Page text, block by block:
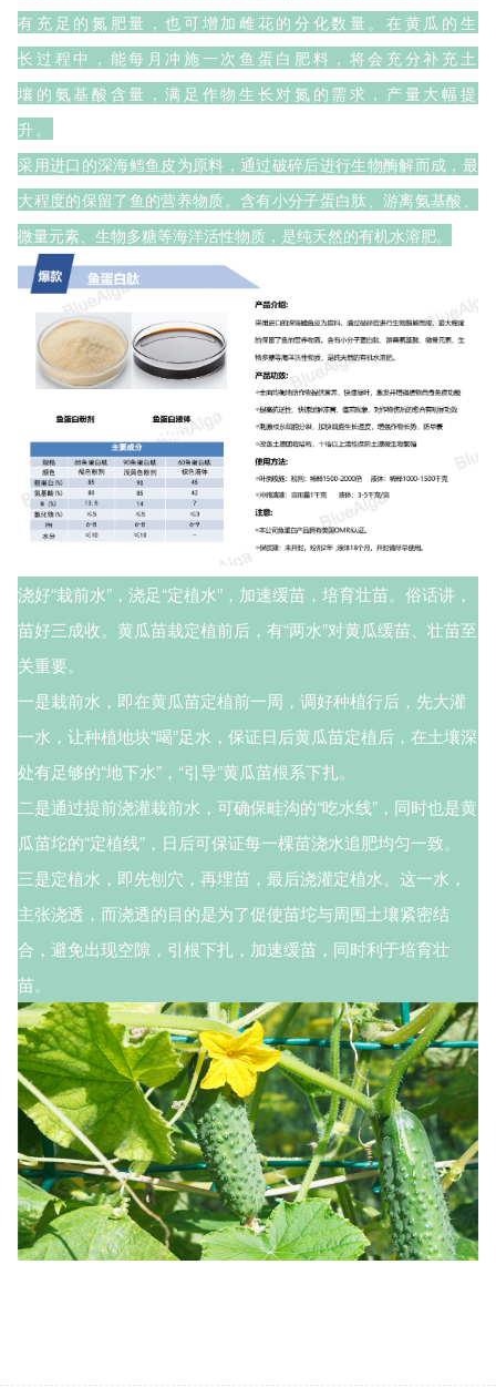
有充足的氮肥量，也可增加雌花的分化数量。在黄瓜的生
长过程中，能每月冲施一次鱼蛋白肥料，将会充分补充土
壤的氨基酸含量，满足作物生长对氮的需求，产量大幅提
升。
采用进口的深海鳕鱼皮为原料，通过破碎后进行生物酶解而成，最
大程度的保留了鱼的营养物质。含有小分子蛋白肽、游离氨基酸、
微量元素、生物多糖等海洋活性物质，是纯天然的有机水溶肥。
浇好“栽前水”，浇足“定植水”，加速缓苗，培育壮苗。俗话讲，
苗好三成收。黄瓜苗栽定植前后，有“两水”对黄瓜缓苗、壮苗至
关重要。
一是栽前水，即在黄瓜苗定植前一周，调好种植行后，先大灌
一水，让种植地块“喝”足水，保证日后黄瓜苗定植后，在土壤深
处有足够的“地下水”，“引导”黄瓜苗根系下扎。
二是通过提前浇灌栽前水，可确保畦沟的“吃水线”，同时也是黄
瓜苗坨的“定植线”，日后可保证每一棵苗浇水追肥均匀一致。
三是定植水，即先刨穴，再埋苗，最后浇灌定植水。这一水，
主张浇透，而浇透的目的是为了促使苗坨与周围土壤紧密结
合，避免出现空隙，引根下扎，加速缓苗，同时利于培育壮
苗。